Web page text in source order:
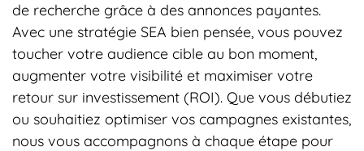
de recherche grâce à des annonces payantes.
Avec une stratégie SEA bien pensée, vous pouvez
toucher votre audience cible au bon moment,
augmenter votre visibilité et maximiser votre
retour sur investissement (ROI). Que vous débutiez
ou souhaitiez optimiser vos campagnes existantes,
nous vous accompagnons à chaque étape pour